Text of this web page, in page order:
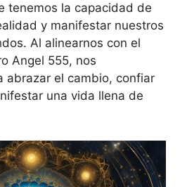
tenemos la capacidad de
y manifestar nuestros
Al alinearnos con el
Angel 555, nos
abrazar el cambio, confiar
una vida llena de